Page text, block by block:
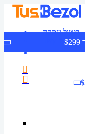
ביטול עסקה
צרו קשר